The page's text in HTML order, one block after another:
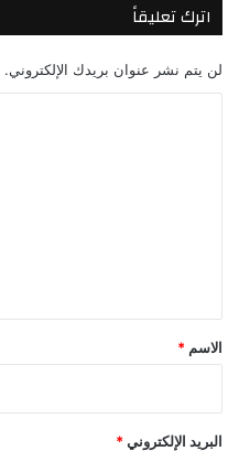
اترك تعليقاً
لن يتم نشر عنوان بريدك الإلكتروني.
*
الاسم *
البريد الإلكتروني *